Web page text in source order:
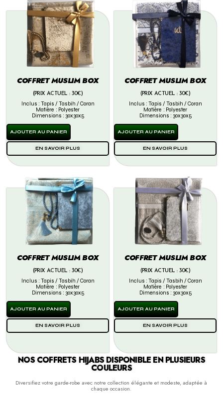
COFFRET MUSLIM BOX
(PRIX ACTUEL : 30€)
Inclus : Tapis / Tasbih / Coran
Matière : Polyester
Dimensions : 30x30x5
AJOUTER AU PANIER
EN SAVOIR PLUS
COFFRET MUSLIM BOX
(PRIX ACTUEL : 30€)
Inclus : Tapis / Tasbih / Coran
Matière : Polyester
Dimensions : 30x30x5
AJOUTER AU PANIER
EN SAVOIR PLUS
COFFRET MUSLIM BOX
(PRIX ACTUEL : 30€)
Inclus : Tapis / Tasbih / Coran
Matière : Polyester
Dimensions : 30x30x5
AJOUTER AU PANIER
EN SAVOIR PLUS
COFFRET MUSLIM BOX
(PRIX ACTUEL : 30€)
Inclus : Tapis / Tasbih / Coran
Matière : Polyester
Dimensions : 30x30x5
AJOUTER AU PANIER
EN SAVOIR PLUS
NOS COFFRETS HIJABS DISPONIBLE EN PLUSIEURS
COULEURS
Diversifiez votre garde-robe avec notre collection élégante et modeste, adaptée à
chaque occasion.